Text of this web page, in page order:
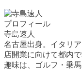
プロフィール
寺島速人
名古屋出身。イタリ
店開業に向けて都内で
趣味は、ゴルフ・乗